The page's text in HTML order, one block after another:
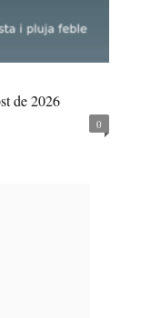
de 2026
0